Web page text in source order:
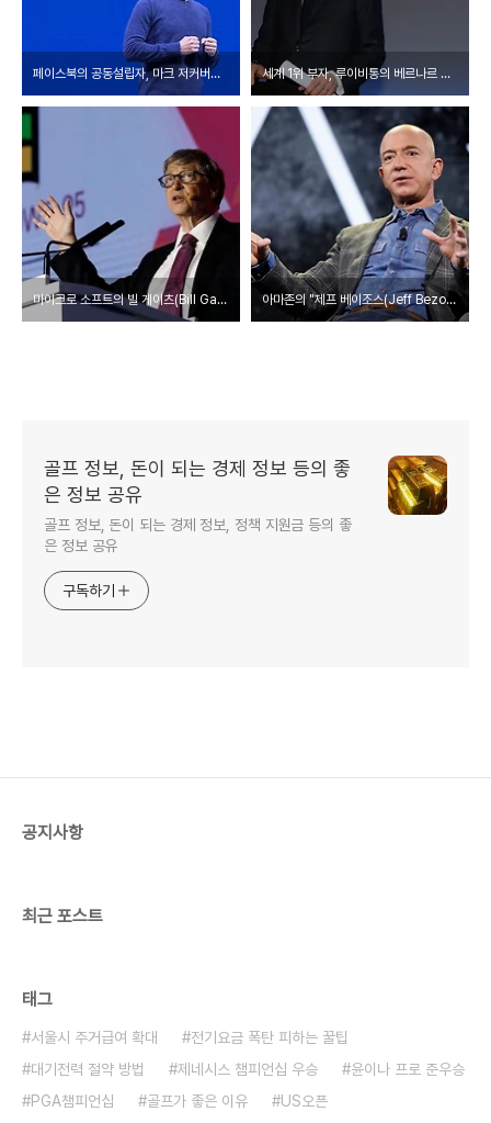
페이스북의 공동설립자, 마크 저커버그(Mark Zuckerberg), 그는 누구인가? 세계 1위 부자, 루이비통의 베르나르 아르노 LVMH회장, 그는 누구인가?
마이크로 소프트의 빌 게이츠(Bill Gates), 그는 누구인가?? 아마존의 "제프 베이조스(Jeff Bezos)에 대한 모든 것!
골프 정보, 돈이 되는 경제 정보 등의 좋
은 정보 공유
골프 정보, 돈이 되는 경제 정보, 정책 지원금 등의 좋
은 정보 공유
구독하기
공지사항
최근 포스트
태그
서울시 주거급여 확대
전기요금 폭탄 피하는 꿀팁
대기전력 절약 방법
제네시스 챔피언십 우승
윤이나 프로 준우승
PGA챔피언십
골프가 좋은 이유
US오픈